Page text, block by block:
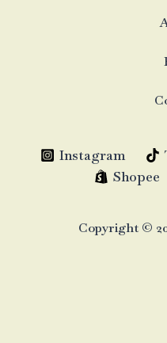
Instagram
Shopee
Copyright ©